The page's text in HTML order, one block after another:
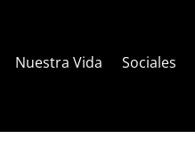
Nuestra Vida Sociales